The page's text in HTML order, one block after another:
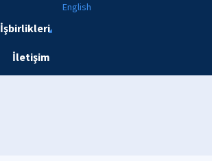
İşbirlikleri
İletişim
English